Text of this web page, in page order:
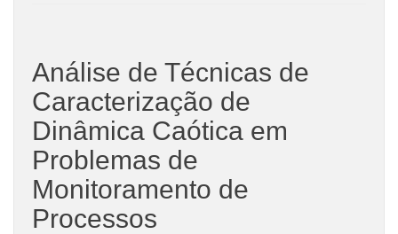
Análise de Técnicas de
Caracterização de
Dinâmica Caótica em
Problemas de
Monitoramento de
Processos